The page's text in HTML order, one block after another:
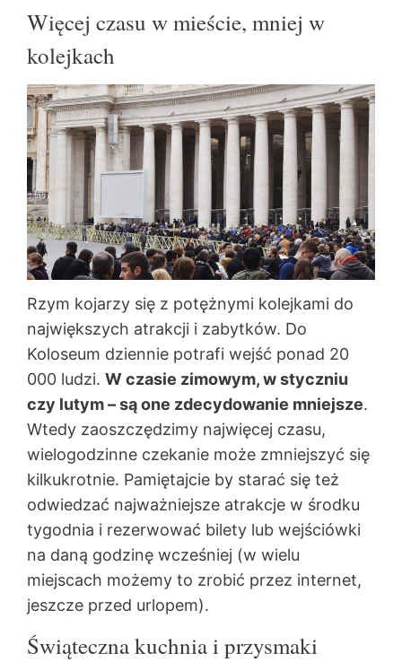
Więcej czasu w mieście, mniej w
kolejkach
Rzym kojarzy się z potężnymi kolejkami do
największych atrakcji i zabytków. Do
Koloseum dziennie potrafi wejść ponad 20
000 ludzi. W czasie zimowym, w styczniu
czy lutym – są one zdecydowanie mniejsze.
Wtedy zaoszczędzimy najwięcej czasu,
wielogodzinne czekanie może zmniejszyć się
kilkukrotnie. Pamiętajcie by starać się też
odwiedzać najważniejsze atrakcje w środku
tygodnia i rezerwować bilety lub wejściówki
na daną godzinę wcześniej (w wielu
miejscach możemy to zrobić przez internet,
jeszcze przed urlopem).
Świąteczna kuchnia i przysmaki